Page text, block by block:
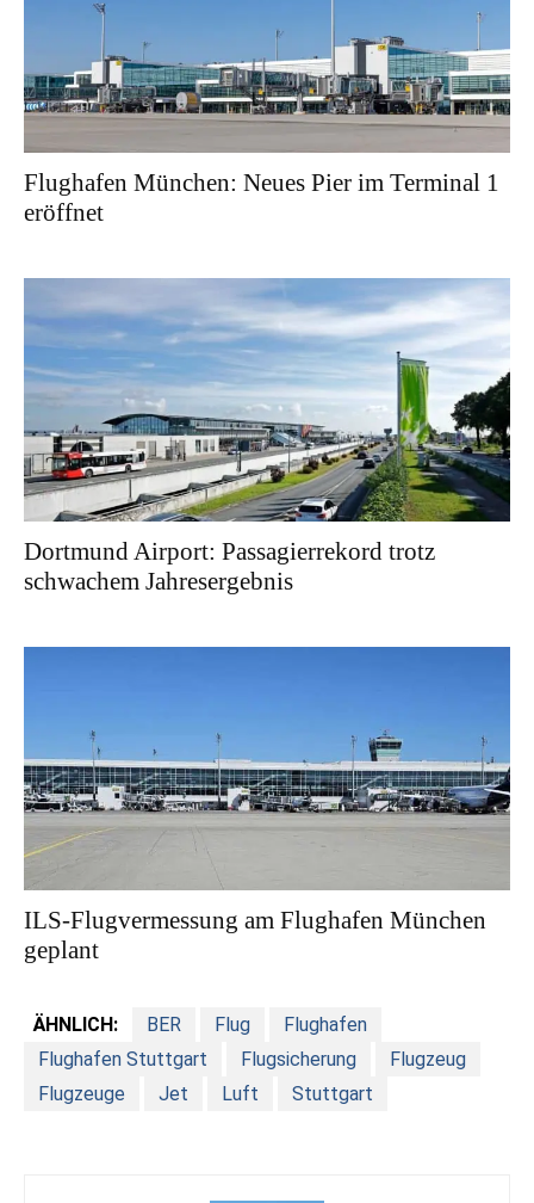
Flughafen München: Neues Pier im Terminal 1
eröffnet
Dortmund Airport: Passagierrekord trotz
schwachem Jahresergebnis
ILS-Flugvermessung am Flughafen München
geplant
ÄHNLICH: BER Flug
Flughafen
Flughafen Stuttgart
Flugsicherung
Flugzeug
Flugzeuge
Jet Luft Stuttgart